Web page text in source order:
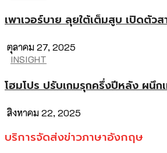
เพาเวอร์บาย ลุยใต้เต็มสูบ เปิดตัวส
ตุลาคม 27, 2025
INSIGHT
โฮมโปร ปรับเกมรุกครึ่งปีหลัง ผนึกเ
สิงหาคม 22, 2025
บริการจัดส่งข่าวภาษาอังกฤษ